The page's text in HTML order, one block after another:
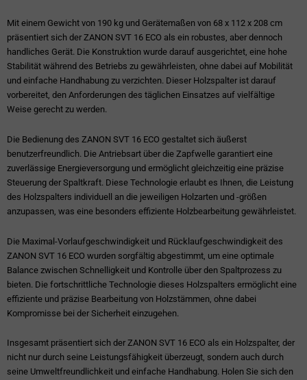
Mit einem Gewicht von 190 kg und Gerätemaßen von 68 x 112 x 208 cm
präsentiert sich der ZANON SVT 16 ECO als ein robustes, aber dennoch
handliches Gerät. Die Konstruktion wurde darauf ausgerichtet, eine hohe
Stabilität während des Betriebs zu gewährleisten, ohne dabei auf Mobilität
und einfache Handhabung zu verzichten. Dieser Holzspalter ist darauf
vorbereitet, den Anforderungen des täglichen Einsatzes auf vielfältige
Weise gerecht zu werden.
Die Bedienung des ZANON SVT 16 ECO gestaltet sich äußerst
benutzerfreundlich. Die Antriebsart über die Zapfwelle garantiert eine
zuverlässige Energieversorgung und ermöglicht gleichzeitig eine präzise
Steuerung der Spaltkraft. Diese Technologie erlaubt es Ihnen, die Leistung
des Holzspalters individuell an die jeweiligen Holzarten und -größen
anzupassen, was eine besonders effiziente Holzbearbeitung gewährleistet.
Die Maximal-Vorlaufgeschwindigkeit und Rücklaufgeschwindigkeit des
ZANON SVT 16 ECO wurden sorgfältig abgestimmt, um eine optimale
Balance zwischen Schnelligkeit und Kontrolle über den Spaltprozess zu
bieten. Die fortschrittliche Technologie dieses Holzspalters ermöglicht eine
effiziente und präzise Bearbeitung von Holzstämmen, ohne dabei
Kompromisse bei der Sicherheit einzugehen.
Insgesamt präsentiert sich der ZANON SVT 16 ECO als ein Holzspalter, der
nicht nur durch seine Leistungsfähigkeit überzeugt, sondern auch durch
seine Umweltfreundlichkeit und einfache Handhabung. Holen Sie sich den